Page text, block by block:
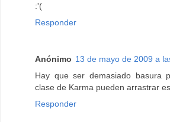
:'(
Responder
Anónimo 13 de mayo de 2009 a
Hay que ser demasiado basura
clase de Karma pueden arrastrar
Responder